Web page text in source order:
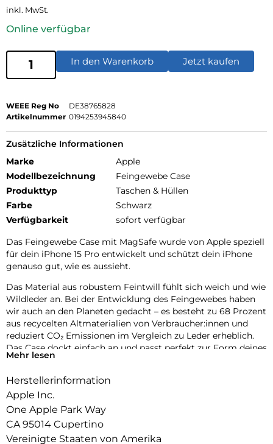
inkl. MwSt.
Online verfügbar
In den Warenkorb Jetzt kaufen
WEEE Reg No
DE38765828
Artikelnummer 0194253945840
Zusätzliche Informationen
Marke
Apple
Modellbezeichnung
Feingewebe Case
Produkttyp
Taschen & Hüllen
Farbe
Schwarz
Verfügbarkeit
sofort verfügbar
Das Feingewebe Case mit MagSafe wurde von Apple speziell
für dein iPhone 15 Pro entwickelt und schützt dein iPhone
genauso gut, wie es aussieht.
Das Material aus robustem Feintwill fühlt sich weich und wie
Wildleder an. Bei der Entwicklung des Feingewebes haben
wir auch an den Planeten gedacht – es besteht zu 68 Prozent
aus recycelten Altmaterialien von Verbraucher:innen und
reduziert CO₂ Emissionen im Vergleich zu Leder erheblich.
Das Case dockt einfach an und passt perfekt zur Form deines
iPhone. So bleibt alles schön dünn.
Mit integrierten Magneten, die sich perfekt am iPhone 15 Pro
ausrichten, hält das Case ganz einfach und sorgt für
schnelleres kabelloses Laden. Lass dein iPhone beim Laden
einfach im Case und docke dein MagSafe Ladegerät an oder
leg es auf dein Qi zertifiziertes Ladegerät.
Mehr lesen
Herstellerinformation
Apple Inc.
One Apple Park Way
CA 95014 Cupertino
Vereinigte Staaten von Amerika